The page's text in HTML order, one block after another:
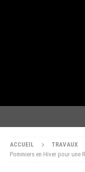
ACCUEIL TRAVAUX
Pommiers en Hiver pour une